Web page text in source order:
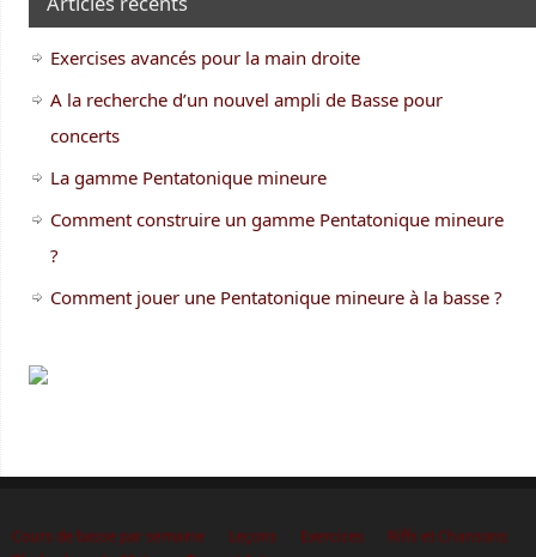
Exercises avancés pour la main droite
A la recherche d’un nouvel ampli de Basse pour
concerts
La gamme Pentatonique mineure
Comment construire un gamme Pentatonique mineure
?
Comment jouer une Pentatonique mineure à la basse ?
Cours de basse par semaine Leçons Exercices
Riffs et Chansons